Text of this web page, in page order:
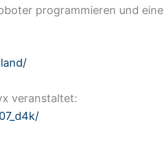
programmieren und eine
veranstaltet: